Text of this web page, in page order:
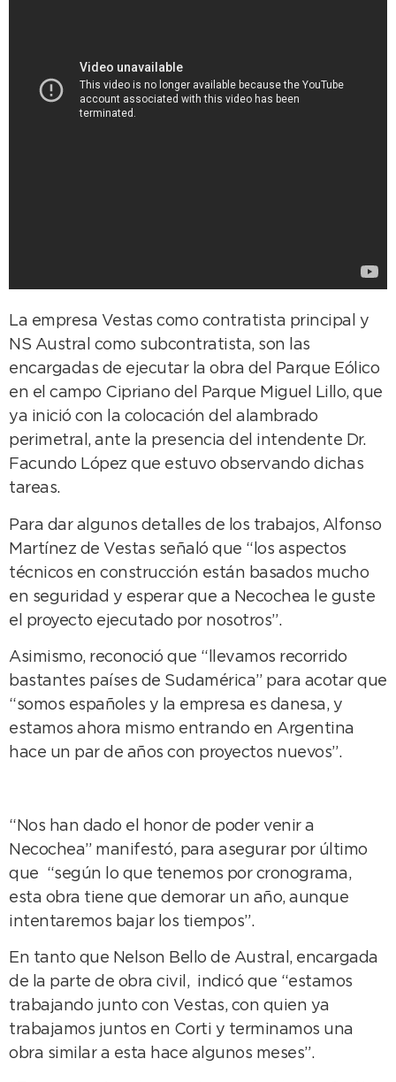
La empresa Vestas como contratista principal y
NS Austral como subcontratista, son las
encargadas de ejecutar la obra del Parque Eólico
en el campo Cipriano del Parque Miguel Lillo, que
ya inició con la colocación del alambrado
perimetral, ante la presencia del intendente Dr.
Facundo López que estuvo observando dichas
tareas.
Para dar algunos detalles de los trabajos, Alfonso
Martínez de Vestas señaló que “los aspectos
técnicos en construcción están basados mucho
en seguridad y esperar que a Necochea le guste
el proyecto ejecutado por nosotros”.
Asimismo, reconoció que “llevamos recorrido
bastantes países de Sudamérica” para acotar que
“somos españoles y la empresa es danesa, y
estamos ahora mismo entrando en Argentina
hace un par de años con proyectos nuevos”.
“Nos han dado el honor de poder venir a
Necochea” manifestó, para asegurar por último
que “según lo que tenemos por cronograma,
esta obra tiene que demorar un año, aunque
intentaremos bajar los tiempos”.
En tanto que Nelson Bello de Austral, encargada
de la parte de obra civil, indicó que “estamos
trabajando junto con Vestas, con quien ya
trabajamos juntos en Corti y terminamos una
obra similar a esta hace algunos meses”.